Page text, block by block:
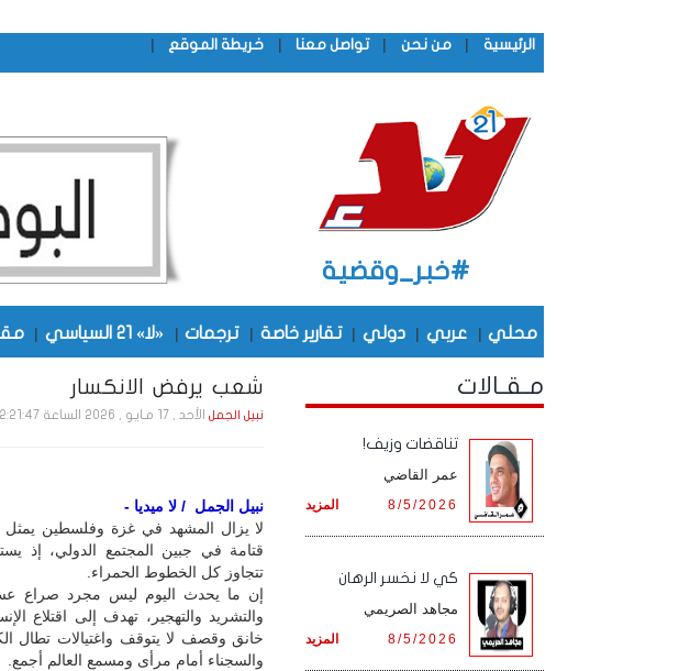
الرئيسية | من نحن | تواصل معنا | خريطة الموقع |
#خبر_وقضية
محلي | عربي | دولي | تقارير خاصة | ترجمات | «لا» 21 السياسي |
شعب يرفض الانكسار
نبيل الجملالأحد , 17 مـايـو , 2026 الساعة 12:21:47 AM
نبيل الجمل / لا ميديا -
لا يزال المشهد في غزة وفلسطين يمثل
قتامة في جبين المجتمع الدولي، إذ
تتجاوز كل الخطوط الحمراء.
إن ما يحدث اليوم ليس مجرد صراع
والتشريد والتهجير، تهدف إلى اقتلاع
خانق وقصف لا يتوقف واغتيالات تطال
والسجناء أمام مرأى ومسمع العالم أجمع.
مـقـالات
تناقضات وزيف!
عمر القاضي
المزيد 8/5/2026
كي لا نخسر الرهان
مجاهد الصريمي
المزيد 8/5/2026